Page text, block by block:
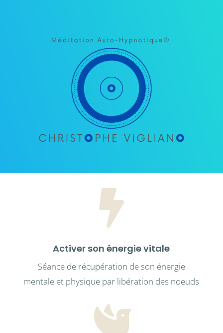

Activer son énergie vitale
Séance de récupération de son énergie
mentale et physique par libération des noeuds
